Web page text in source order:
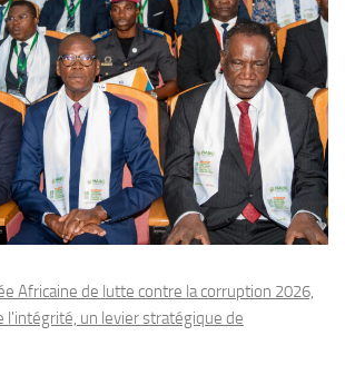
Africaine de lutte contre la corruption 2026,
l'intégrité, un levier stratégique de